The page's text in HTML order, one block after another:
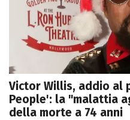
Victor Willis, addio al
People': la "malattia
della morte a 74 anni